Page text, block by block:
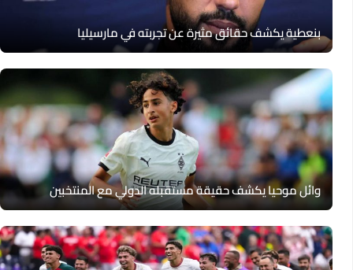
بنعطية يكشف حقائق مثيرة عن تجربته في مارسيليا
وائل موحيا يكشف حقيقة مستقبله الدولي مع المنتخبين